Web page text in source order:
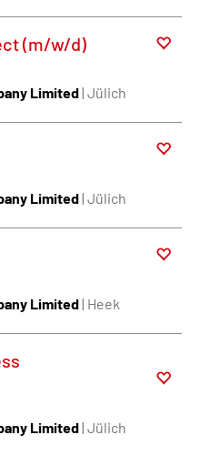
(m/w/d)
Limited| Jülich
Limited| Jülich
Limited| Heek
Limited| Jülich